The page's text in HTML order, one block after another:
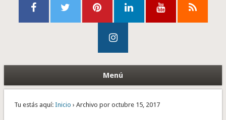
Menú
Tu estás aquí: Inicio › Archivo por octubre 15, 2017